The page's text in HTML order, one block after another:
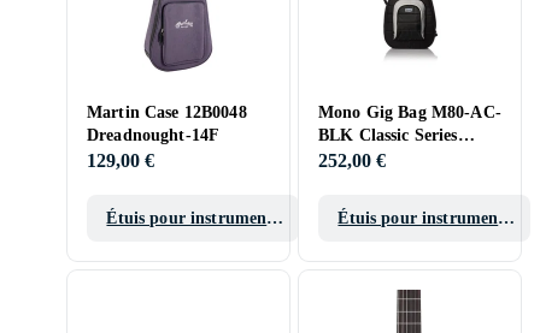
Martin Case 12B0048
Dreadnought-14F
129,00 €
Étuis pour instruments
Mono Gig Bag M80-AC-
BLK Classic Series
OM/Classical Guitare
252,00 €
Étuis pour instruments